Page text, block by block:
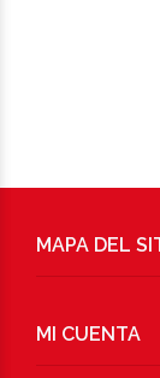
MAPA DEL
MI CUENTA